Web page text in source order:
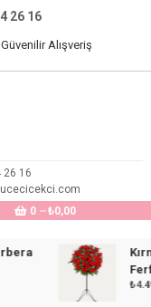
26 16
Güvenilir Alışveriş
26 16
0
₺0,00
4.499,00